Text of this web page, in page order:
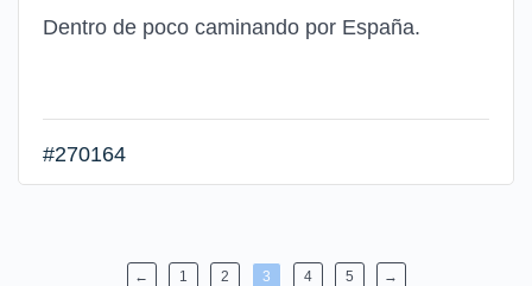
Dentro de poco caminando por España.
#270164
← 1 2 3 4 5 →